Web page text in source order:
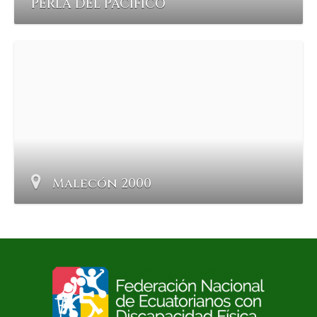
PERLA DEL PACIFICO
Malecón 2000